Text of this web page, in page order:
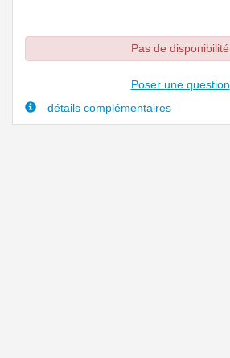
Pas de disponibilité
Poser une question
détails complémentaires